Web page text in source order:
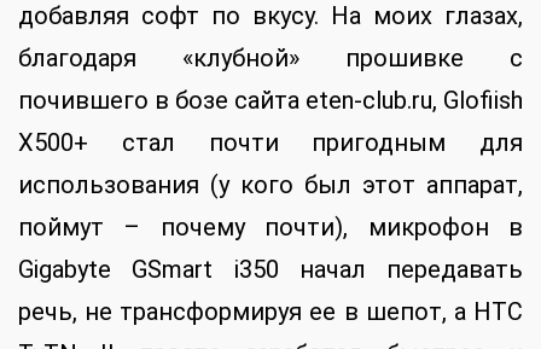
добавляя софт по вкусу. На моих глазах,
благодаря «клубной» прошивке с
почившего в бозе сайта eten-club.ru, Glofiish
X500+ стал почти пригодным для
использования (у кого был этот аппарат,
поймут – почему почти), микрофон в
Gigabyte GSmart i350 начал передавать
речь, не трансформируя ее в шепот, а HTC